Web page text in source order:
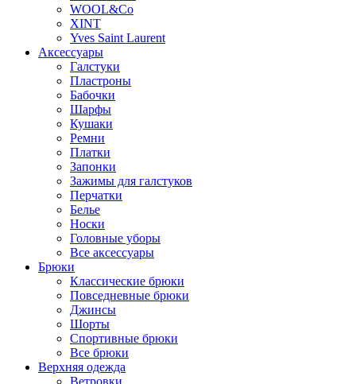
WOOL&Co
XINT
Yves Saint Laurent
Аксессуары
Галстуки
Пластроны
Бабочки
Шарфы
Кушаки
Ремни
Платки
Запонки
Зажимы для галстуков
Перчатки
Белье
Носки
Головные уборы
Все аксессуары
Брюки
Классические брюки
Повседневные брюки
Джинсы
Шорты
Спортивные брюки
Все брюки
Верхняя одежда
Ветровки